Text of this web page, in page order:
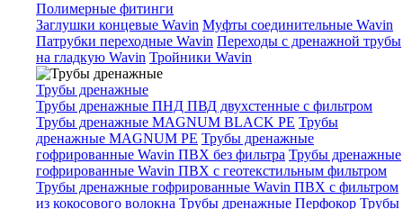
Полимерные фитинги
Заглушки концевые Wavin Муфты соединительные Wavin
Патрубки переходные Wavin Переходы с дренажной трубы
на гладкую Wavin Тройники Wavin
Трубы дренажные
Трубы дренажные ПНД ПВД двухстенные с фильтром
Трубы дренажные MAGNUM BLACK PE Трубы
дренажные MAGNUM PE Трубы дренажные
гофрированные Wavin ПВХ без фильтра Трубы дренажные
гофрированные Wavin ПВХ с геотекстильным фильтром
Трубы дренажные гофрированные Wavin ПВХ с фильтром
из кокосового волокна Трубы дренажные Перфокор Трубы